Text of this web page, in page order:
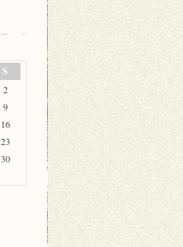
S
2
9
16
23
30